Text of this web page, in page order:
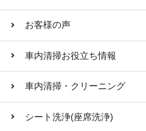
お客様の声
車内清掃お役立ち情報
車内清掃・クリーニング
シート洗浄(座席洗浄)